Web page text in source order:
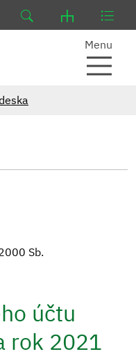
Menu
Sb.
účtu
rok 2021